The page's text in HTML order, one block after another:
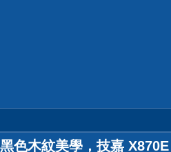
黑色木紋美學，技嘉